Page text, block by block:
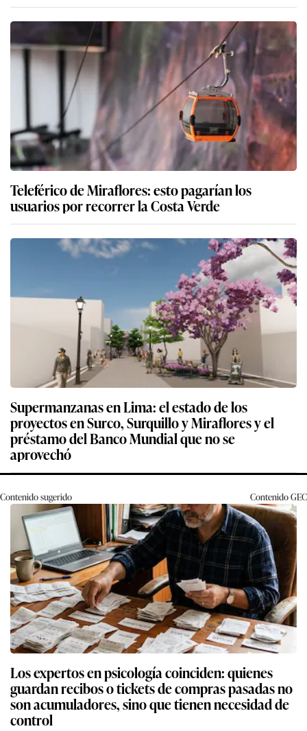
Teleférico de Miraflores: esto pagarían los
usuarios por recorrer la Costa Verde
Supermanzanas en Lima: el estado de los
proyectos en Surco, Surquillo y Miraflores y el
préstamo del Banco Mundial que no se
aprovechó
Contenido sugerido ContenidoGEC
Los expertos en psicología coinciden: quienes
guardan recibos o tickets de compras pasadas no
son acumuladores, sino que tienen necesidad de
control